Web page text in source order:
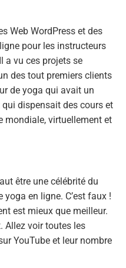
Web WordPress et des
pour les instructeurs
a vu ces projets se
des tout premiers clients
de yoga qui avait un
dispensait des cours et
mondiale, virtuellement et
être une célébrité du
en ligne. C’est faux !
est mieux que meilleur.
Allez voir toutes les
YouTube et leur nombre